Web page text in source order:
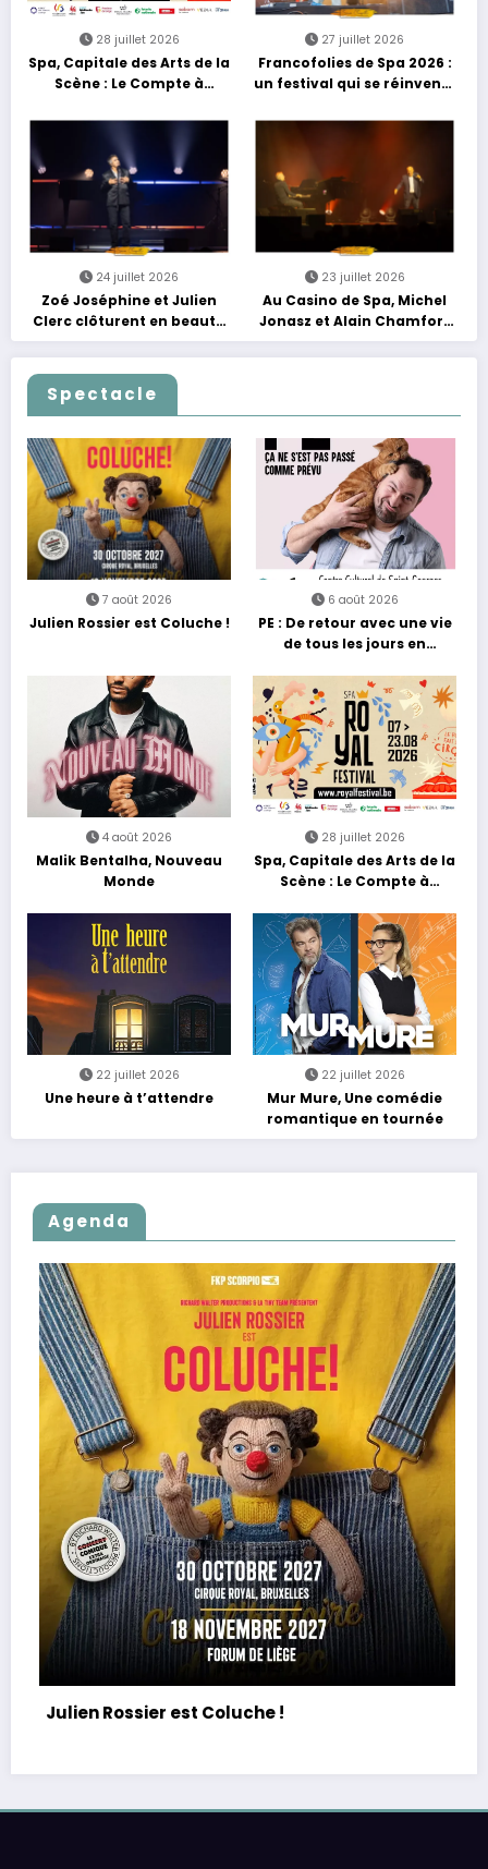
28 juillet 2026
Spa, Capitale des Arts de la
Scène : Le Compte à
27 juillet 2026
Francofolies de Spa 2026 :
un festival qui se réinvente
grands moments de scène
24 juillet 2026
Zoé Joséphine et Julien
Clerc clôturent en beauté
Les Nuits Francofolies au
Casino
23 juillet 2026
Au Casino de Spa, Michel
Jonasz et Alain Chamfort
célèbrent le temps qui
passe… sans jamais céder
Spectacle
7 août 2026
Julien Rossier est Coluche !
6 août 2026
PE : De retour avec une vie
de tous les jours en
4 août 2026
Malik Bentalha, Nouveau
Monde
28 juillet 2026
Spa, Capitale des Arts de la
Scène : Le Compte à
22 juillet 2026
Une heure à t’attendre
22 juillet 2026
Mur Mure, Une comédie
romantique en tournée
Agenda